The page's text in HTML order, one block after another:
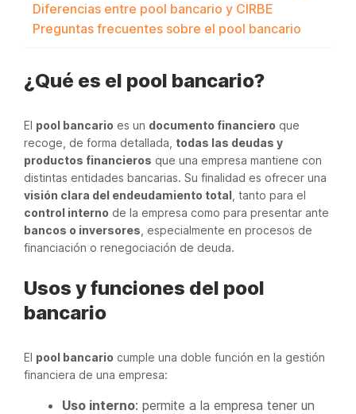
Diferencias entre pool bancario y CIRBE
Preguntas frecuentes sobre el pool bancario
¿Qué es el pool bancario?
El pool bancario es un documento financiero que
recoge, de forma detallada, todas las deudas y
productos financieros que una empresa mantiene con
distintas entidades bancarias. Su finalidad es ofrecer una
visión clara del endeudamiento total , tanto para el
control interno de la empresa como para presentar ante
bancos o inversores , especialmente en procesos de
financiación o renegociación de deuda.
Usos y funciones del pool
bancario
El pool bancario cumple una doble función en la gestión
financiera de una empresa:
Uso interno: permite a la empresa tener un